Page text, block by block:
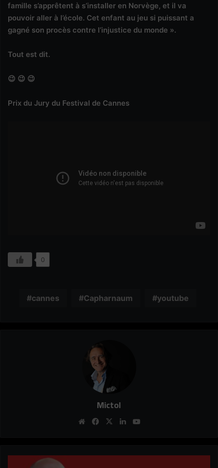
famille s’apprêtent à s’installer en Norvège, et il va
pouvoir aller à l’école. Cet enfant au jeu si puissant a
gagné son procès contre l’injustice du monde ».
Tout est dit.
😉 😉 😉
Prix du Jury du Festival de Cannes
0
cannes Capharnaum youtube
Mictol
WebsiteFacebook
X Linkedin